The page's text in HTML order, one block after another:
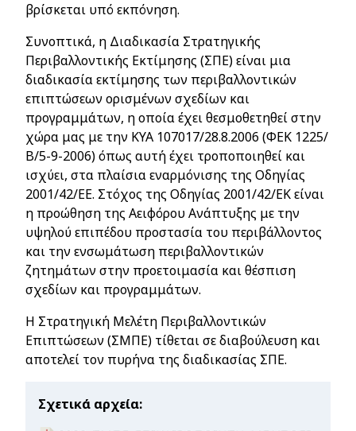
βρίσκεται υπό εκπόνηση.
Συνοπτικά, η Διαδικασία Στρατηγικής
Περιβαλλοντικής Εκτίμησης (ΣΠΕ) είναι μια
διαδικασία εκτίμησης των περιβαλλοντικών
επιπτώσεων ορισμένων σχεδίων και
προγραμμάτων, η οποία έχει θεσμοθετηθεί στην
χώρα μας με την ΚΥΑ 107017/28.8.2006 (ΦΕΚ 1225/
Β/5-9-2006) όπως αυτή έχει τροποποιηθεί και
ισχύει, στα πλαίσια εναρμόνισης της Οδηγίας
2001/42/ΕΕ. Στόχος της Οδηγίας 2001/42/ΕΚ είναι
η προώθηση της Αειφόρου Ανάπτυξης με την
υψηλού επιπέδου προστασία του περιβάλλοντος
και την ενσωμάτωση περιβαλλοντικών
ζητημάτων στην προετοιμασία και θέσπιση
σχεδίων και προγραμμάτων.
Η Στρατηγική Μελέτη Περιβαλλοντικών
Επιπτώσεων (ΣΜΠΕ) τίθεται σε διαβούλευση και
αποτελεί τον πυρήνα της διαδικασίας ΣΠΕ.
Σχετικά αρχεία